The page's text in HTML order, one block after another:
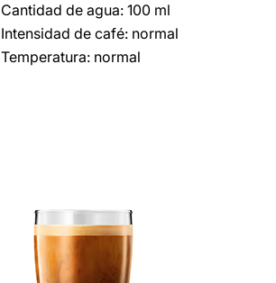
Cantidad de agua: 100 ml
Intensidad de café: normal
Temperatura: normal